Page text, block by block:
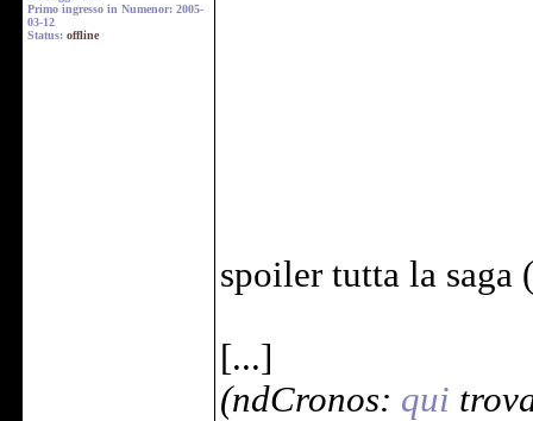
Primo ingresso in Numenor: 2005-
03-12
Status: offline
spoiler tutta la saga
[...]
(ndCronos: qui